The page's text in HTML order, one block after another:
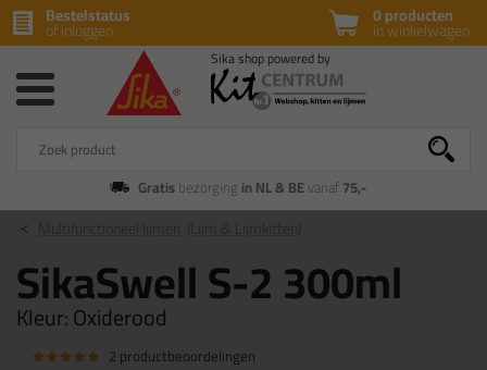
0 producten
in winkelwagen
Bestelstatus
of inloggen
Gratisbezorging in NL & BEvanaf75,-
Multifunctioneel lijmen
SikaSwell S-2 300ml
Kleur:Oxiderood
2 productbeoordelingen